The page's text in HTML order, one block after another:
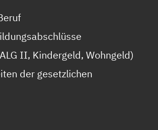
II, Kindergeld, Wohngeld)
der gesetzlichen